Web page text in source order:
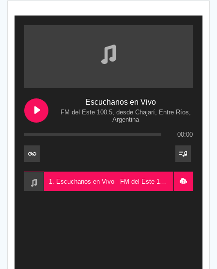
Escuchanos en Vivo
FM del Este 100.5, desde Chajarí, Entre Ríos,
Argentina
00:00